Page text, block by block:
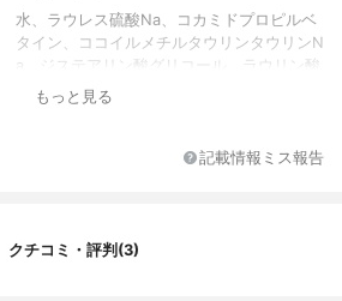
水、ラウレス硫酸Na、コカミドプロピルベ
タイン、ココイルメチルタウリンタウリンN
a、ジステアリン酸グリコール、ラウリン酸
PEG-2、アデノシン、塩化Na、ポリクオタ
ロン酸Na、アセチルヒアルロン酸Na、DP
もっと見る
記載情報ミス報告
クチコミ・評判(3)